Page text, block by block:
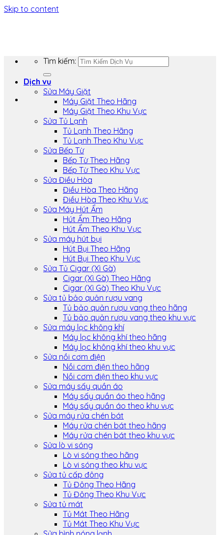
Skip to content
Tìm kiếm:
Dịch vụ
Sửa Máy Giặt
Máy Giặt Theo Hãng
Máy Giặt Theo Khu Vực
Sửa Tủ Lạnh
Tủ Lạnh Theo Hãng
Tủ Lạnh Theo Khu Vực
Sửa Bếp Từ
Bếp Từ Theo Hãng
Bếp Từ Theo Khu Vực
Sửa Điều Hòa
Điều Hòa Theo Hãng
Điều Hòa Theo Khu Vực
Sửa Máy Hút Ẩm
Hút Ẩm Theo Hãng
Hút Ẩm Theo Khu Vực
Sửa máy hút bụi
Hút Bụi Theo Hãng
Hút Bụi Theo Khu Vực
Sửa Tủ Cigar (Xì Gà)
Cigar (Xì Gà) Theo Hãng
Cigar (Xì Gà) Theo Khu Vực
Sửa tủ bảo quản rượu vang
Tủ bảo quản rượu vang theo hãng
Tủ bảo quản rượu vang theo khu vực
Sửa máy lọc không khí
Máy lọc không khí theo hãng
Máy lọc không khí theo khu vực
Sửa nồi cơm điện
Nồi cơm điện theo hãng
Nồi cơm điện theo khu vực
Sửa máy sấy quần áo
Máy sấy quần áo theo hãng
Máy sấy quần áo theo khu vực
Sửa máy rửa chén bát
Máy rửa chén bát theo hãng
Máy rửa chén bát theo khu vực
Sửa lò vi sóng
Lò vi sóng theo hãng
Lò vi sóng theo khu vực
Sửa tủ cấp đông
Tủ Đông Theo Hãng
Tủ Đông Theo Khu Vực
Sửa tủ mát
Tủ Mát Theo Hãng
Tủ Mát Theo Khu Vực